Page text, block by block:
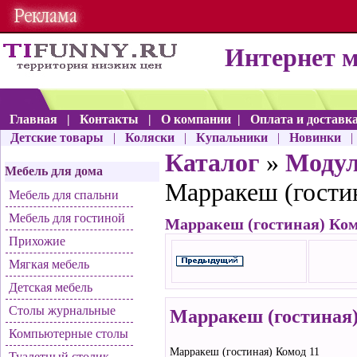
Интернет
Главная | Контакты | О компании |
Оплата и
Детские товары
| Коляски | Купальники | Новинки
Мебель для дома
Мебель для спальни
Мебель для гостиной
Прихожие
Мягкая мебель
Детская мебель
Столы журнальные
Компьютерные столы
Каталог »
Марракеш
Марракеш (гостиная)
Марракеш
Марракеш (гостиная) Комод 11